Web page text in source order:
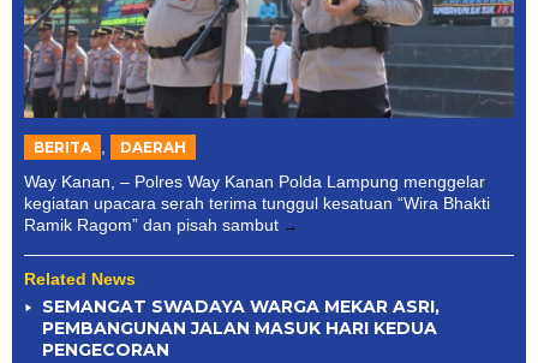
BERITA , DAERAH
Way Kanan, – Polres Way Kanan Polda Lampung menggelar
kegiatan upacara serah terima tunggul kesatuan “Wira Bhakti
Ramik Ragom” dan pisah sambut
Related News
SEMANGAT SWADAYA WARGA MEKAR ASRI,
PEMBANGUNAN JALAN MASUK HARI KEDUA
PENGECORAN